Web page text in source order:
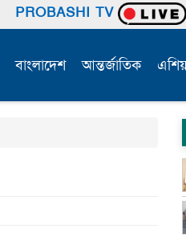
PROBASHI TV
বাংলাদেশ আন্তর্জাতিক